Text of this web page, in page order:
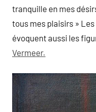
tranquille en mes
tous mes plaisirs »
évoquent aussi les
Vermeer.